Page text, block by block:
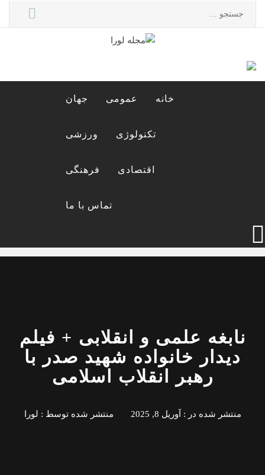
مجله لورا
خانه عمومی جهان
تکنولوژی ورزشی
اقتصادی فرهنگی
تماس با ما
نابغه علمی و انقلابی + فیلم
دیدار خانواده شهید صدر با
رهبر انقلاب اسلامی
منتشر شده در : آوریل 8, 2025 منتشر شده توسط : لورا